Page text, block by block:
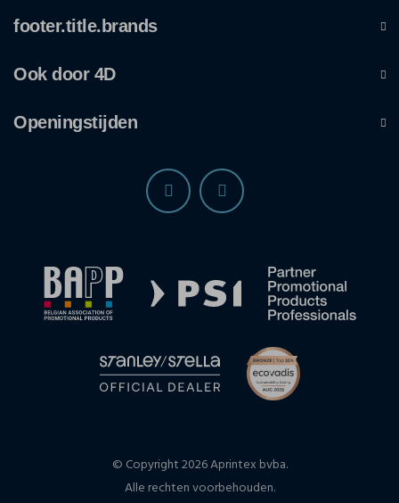
footer.title.brands
Ook door 4D
Openingstijden
© Copyright 2026 Aprintex bvba.
Alle rechten voorbehouden.